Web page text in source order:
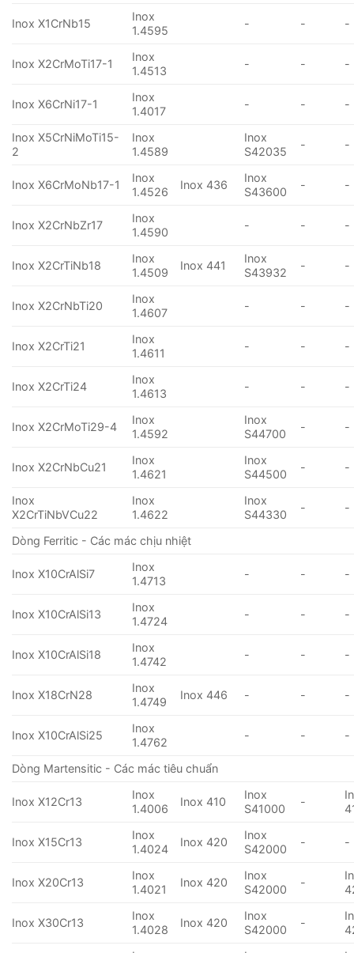
Inox X1CrNb15
Inox
1.4595
- - -
Inox X2CrMoTi17-1
Inox
1.4513
- - -
Inox X6CrNi17-1
Inox
1.4017
- - -
Inox X5CrNiMoTi15-
2
Inox
1.4589
Inox
S42035
- -
Inox X6CrMoNb17-1
Inox
1.4526
Inox 436
Inox
S43600
- -
Inox X2CrNbZr17
Inox
1.4590
- - -
Inox X2CrTiNb18
Inox
1.4509
Inox 441
Inox
S43932
- -
Inox X2CrNbTi20
Inox
1.4607
- - -
Inox X2CrTi21
Inox
1.4611
- - -
Inox X2CrTi24
Inox
1.4613
- - -
Inox X2CrMoTi29-4
Inox
1.4592
Inox
S44700
- -
Inox X2CrNbCu21
Inox
1.4621
Inox
S44500
- -
Inox
X2CrTiNbVCu22
Inox
1.4622
Inox
S44330
- -
Dòng Ferritic - Các mác chịu nhiệt
Inox X10CrAlSi7
Inox
1.4713
- - -
Inox X10CrAlSi13
Inox
1.4724
- - -
Inox X10CrAlSi18
Inox
1.4742
- - -
Inox X18CrN28
Inox
1.4749
Inox 446 - - -
Inox X10CrAlSi25
Inox
1.4762
- - -
Dòng Martensitic - Các mác tiêu chuẩn
Inox X12Cr13
Inox
1.4006
Inox 410
Inox
S41000
-
Inox X15Cr13
Inox
1.4024
Inox 420
Inox
S42000
- -
Inox X20Cr13
Inox
1.4021
Inox 420
Inox
S42000
-
Inox X30Cr13
Inox
1.4028
Inox 420
Inox
S42000
-